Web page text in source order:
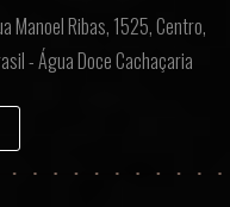
Manoel Ribas, 1525, Centro,
- Água Doce Cachaçaria